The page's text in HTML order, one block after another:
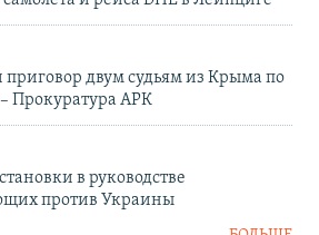
двум судьям из Крыма по
– Прокуратура АРК
в руководстве
против Украины